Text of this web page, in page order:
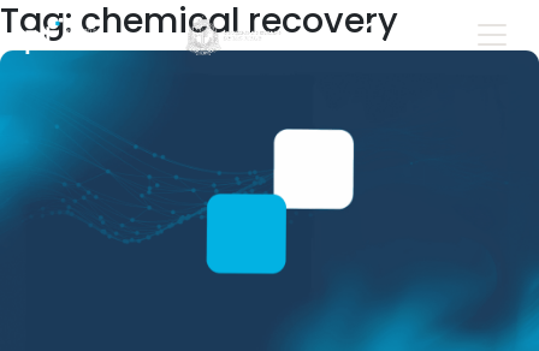
Tag: chemical recovery